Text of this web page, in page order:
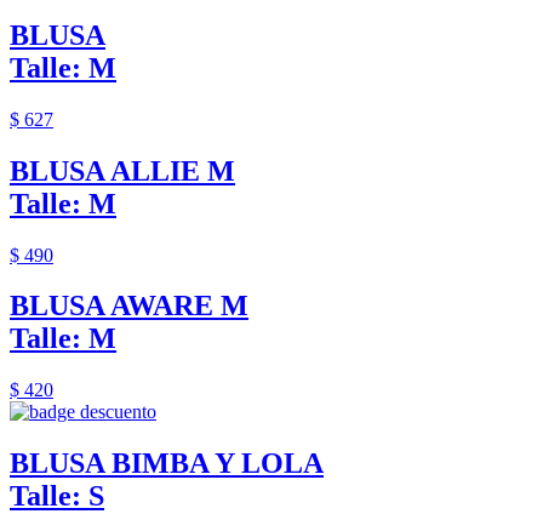
BLUSA
Talle: M
$ 627
BLUSA ALLIE M
Talle: M
$ 490
BLUSA AWARE M
Talle: M
$ 420
BLUSA BIMBA Y LOLA
Talle: S